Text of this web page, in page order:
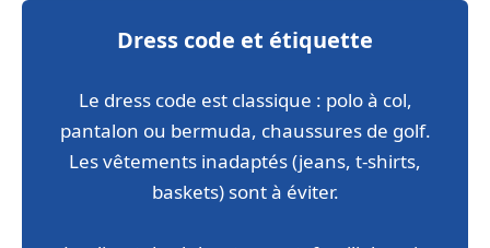
Dress code et étiquette
Le dress code est classique : polo à col,
pantalon ou bermuda, chaussures de golf.
Les vêtements inadaptés (jeans, t-shirts,
baskets) sont à éviter.